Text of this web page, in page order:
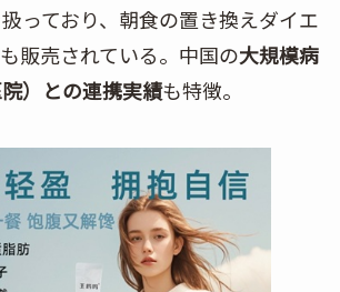
っており、朝食の置き換えダイエ
販売されている。中国の大規模病
）との連携実績も特徴。